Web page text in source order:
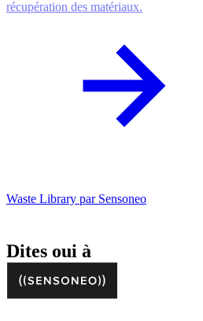
récupération des matériaux.
Waste Library par Sensoneo
Dites oui à